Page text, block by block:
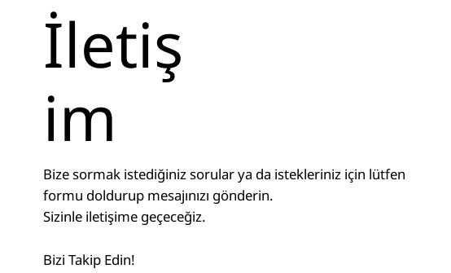
İletiş
im
Bize sormak istediğiniz sorular ya da istekleriniz için lütfen
formu doldurup mesajınızı gönderin.
Sizinle iletişime geçeceğiz.
Bizi Takip Edin!